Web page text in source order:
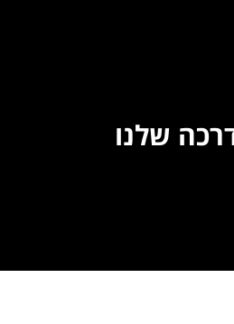
שלנו